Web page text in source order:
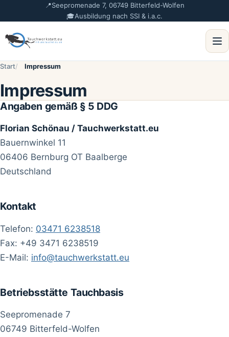
📍Seepromenade 7, 06749 Bitterfeld-Wolfen
🎓Ausbildung nach SSI & i.a.c.
Menü
Start Impressum
Impressum
Angaben gemäß § 5 DDG
Florian Schönau / Tauchwerkstatt.eu
Bauernwinkel 11
06406 Bernburg OT Baalberge
Deutschland
Kontakt
Telefon: 03471 6238518
Fax: +49 3471 6238519
E-Mail: info@tauchwerkstatt.eu
Betriebsstätte Tauchbasis
Seepromenade 7
06749 Bitterfeld-Wolfen